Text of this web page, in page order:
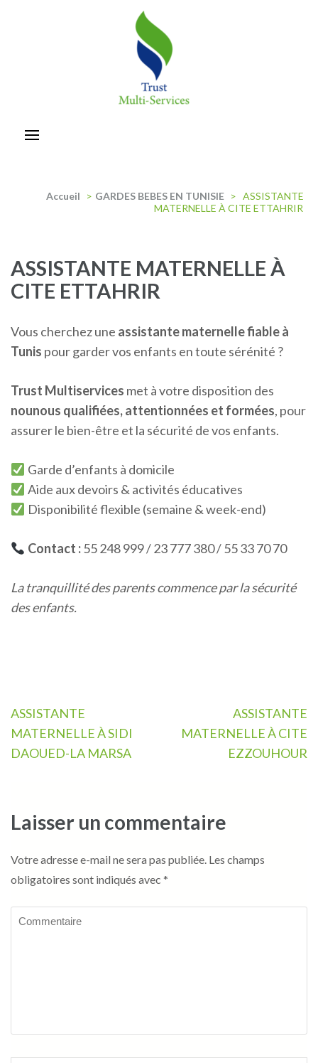
Accueil > GARDES BEBES EN TUNISIE > ASSISTANTE
MATERNELLE À CITE ETTAHRIR
ASSISTANTE MATERNELLE À
CITE ETTAHRIR
Vous cherchez une assistante maternelle fiable à
Tunis pour garder vos enfants en toute sérénité ?
Trust Multiservices met à votre disposition des
nounous qualifiées, attentionnées et formées, pour
assurer le bien-être et la sécurité de vos enfants.
Garde d’enfants à domicile
Aide aux devoirs & activités éducatives
Disponibilité flexible (semaine & week-end)
Contact :55 248 999 / 23 777 380 / 55 33 70 70
La tranquillité des parents commence par la sécurité
des enfants.
Navigation
de
l’article
ASSISTANTE
MATERNELLE À SIDI
DAOUED-LA MARSA
ASSISTANTE
MATERNELLE À CITE
EZZOUHOUR
Laisser un commentaire
Votre adresse e-mail ne sera pas publiée. Les champs
obligatoires sont indiqués avec *
Commentaire